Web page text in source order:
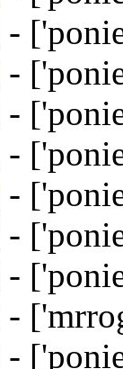
-
-
-
-
-
-
-
-
-